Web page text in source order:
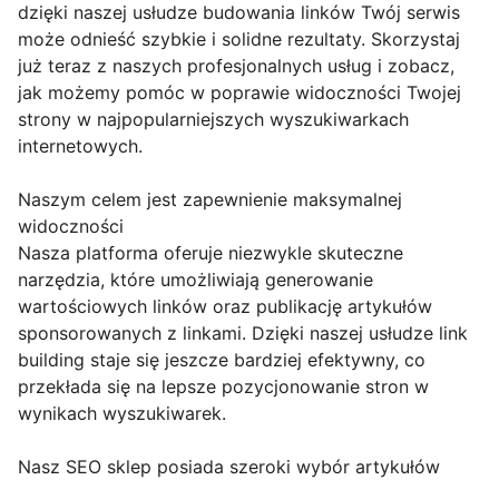
dzięki naszej usłudze budowania linków Twój serwis
może odnieść szybkie i solidne rezultaty. Skorzystaj
już teraz z naszych profesjonalnych usług i zobacz,
jak możemy pomóc w poprawie widoczności Twojej
strony w najpopularniejszych wyszukiwarkach
internetowych.
Naszym celem jest zapewnienie maksymalnej
widoczności
Nasza platforma oferuje niezwykle skuteczne
narzędzia, które umożliwiają generowanie
wartościowych linków oraz publikację artykułów
sponsorowanych z linkami. Dzięki naszej usłudze link
building staje się jeszcze bardziej efektywny, co
przekłada się na lepsze pozycjonowanie stron w
wynikach wyszukiwarek.
Nasz SEO sklep posiada szeroki wybór artykułów